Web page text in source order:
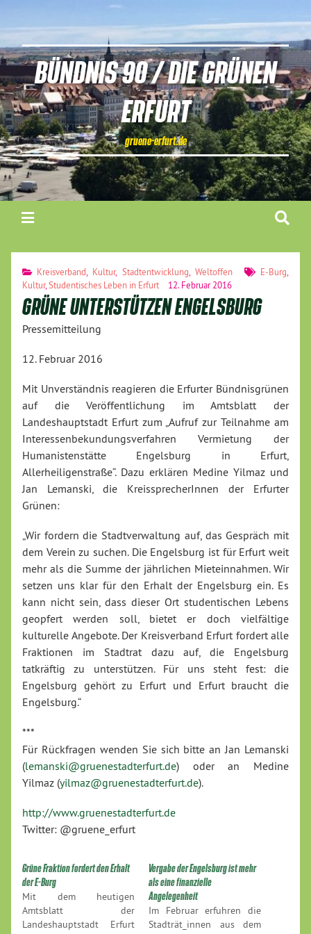
BÜNDNIS 90 / DIE GRÜNEN
ERFURT
gruene-erfurt.de
Kreisverband Kultur, Stadtentwicklung Weltoffen E-Burg
Kultur,Studentisches Leben in Erfurt 12. Februar 2016
GRÜNE UNTERSTÜTZEN ENGELSBURG
Pressemitteilung
12. Februar 2016
Mit Unverständnis reagieren die Erfurter Bündnisgrünen
auf die Veröffentlichung im Amtsblatt der
Landeshauptstadt Erfurt zum „Aufruf zur Teilnahme am
Interessenbekundungsverfahren Vermietung der
Humanistenstätte Engelsburg in Erfurt,
Allerheiligenstraße“. Dazu erklären Medine Yilmaz und
Jan Lemanski, die KreissprecherInnen der Erfurter
Grünen:
„Wir fordern die Stadtverwaltung auf, das Gespräch mit
dem Verein zu suchen. Die Engelsburg ist für Erfurt weit
mehr als die Summe der jährlichen Mieteinnahmen. Wir
setzen uns klar für den Erhalt der Engelsburg ein. Es
kann nicht sein, dass dieser Ort studentischen Lebens
geopfert werden soll, bietet er doch vielfältige
kulturelle Angebote. Der Kreisverband Erfurt fordert alle
Fraktionen im Stadtrat dazu auf, die Engelsburg
tatkräftig zu unterstützen. Für uns steht fest: die
Engelsburg gehört zu Erfurt und Erfurt braucht die
Engelsburg.“
***
Für Rückfragen wenden Sie sich bitte an Jan Lemanski
(lemanski@gruenestadterfurt.de) oder an Medine
Yilmaz (yilmaz@gruenestadterfurt.de).
http://www.gruenestadterfurt.de
Twitter: @gruene_erfurt
Grüne Fraktion fordert den Erhalt
der E-Burg
Mit dem heutigen
Amtsblatt der
Landeshauptstadt Erfurt
Vergabe der Engelsburg ist mehr
als eine finanzielle
Angelegenheit
Im Februar erfuhren die
Stadträt_innen aus dem